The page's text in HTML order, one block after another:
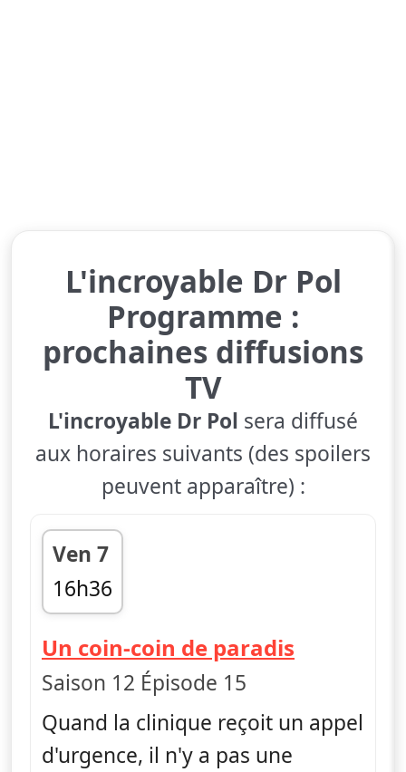
L'incroyable Dr Pol
Programme :
prochaines diffusions
TV
L'incroyable Dr Pol sera diffusé
aux horaires suivants (des spoilers
peuvent apparaître) :
Ven 7
16h36
fin 17h18
Un coin-coin de paradis
Saison 12 Épisode 15
Quand la clinique reçoit un appel
d'urgence, il n'y a pas une